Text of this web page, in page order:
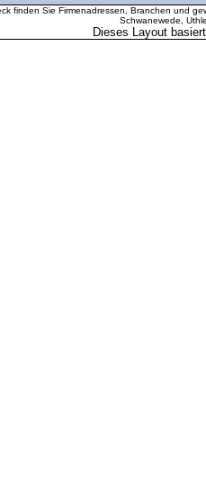
finden Sie Firmenadressen, Branchen und
Schwanewede,
Dieses Layout